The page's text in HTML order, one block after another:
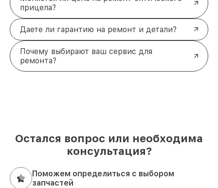
прицела?
Даете ли гарантию на ремонт и детали?
Почему выбирают ваш сервис для
ремонта?
Остался вопрос или необходима
консультация?
Поможем определиться с выбором
запчастей